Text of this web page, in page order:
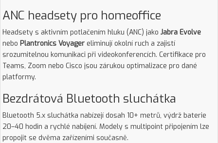
ANC headsety pro homeoffice
Headsety s aktivním potlačením hluku (ANC) jako Jabra Evolve
nebo Plantronics Voyager eliminují okolní ruch a zajistí
srozumitelnou komunikaci při videokonferencích. Certifikace pro
Teams, Zoom nebo Cisco jsou zárukou optimalizace pro dané
platformy.
Bezdrátová Bluetooth sluchátka
Bluetooth 5.x sluchátka nabízejí dosah 10+ metrů, výdrž baterie
20–40 hodin a rychlé nabíjení. Modely s multipoint připojením lze
propojit se dvěma zařízeními současně.